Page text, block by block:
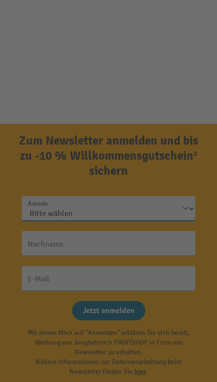
Zum Newsletter anmelden und bis
zu -10 % Willkommensgutschein²
sichern
Anrede
Nachname
E-Mail
Jetzt anmelden
Mit einem Klick auf "Anmelden" erklären Sie sich bereit,
Werbung von Jungheinrich PROFISHOP in Form von
Newsletter zu erhalten.
Nähere Informationen zur Datenverarbeitung beim
Newsletter finden Sie hier.